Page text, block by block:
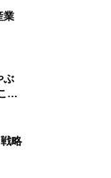
業
ぶ
な
略